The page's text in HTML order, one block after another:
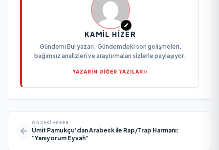
KAMIL HIZER
Gündemi Bul yazarı. Gündemdeki son gelişmeleri,
bağımsız analizleri ve araştırmaları sizlerle paylaşıyor.
YAZARIN DİĞER YAZILARI
ÖNCEKI HABER
Ümit Pamukçu’dan Arabesk ile Rap/Trap Harmanı:
“Yanıyorum Eyvah”